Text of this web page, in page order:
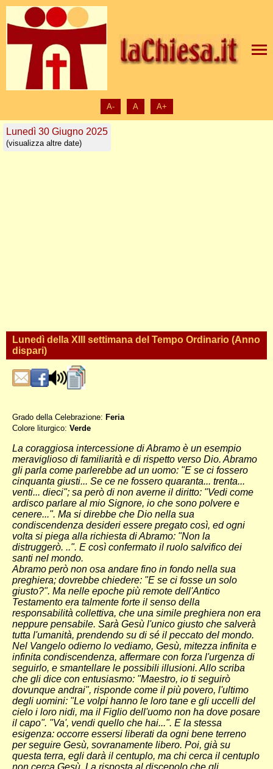
A- A A+
Lunedì 30 Giugno 2025
(visualizza altre date)
Lunedì della XIII settimana del Tempo Ordinario (Anno
dispari)
Grado della Celebrazione: Feria
Colore liturgico: Verde
La coraggiosa intercessione di Abramo è un esempio
meraviglioso di familiarità e di rispetto verso Dio. Abramo
gli parla come parlerebbe ad un uomo: "E se ci fossero
cinquanta giusti... Se ce ne fossero quaranta... trenta...
venti... dieci"; sa però di non averne il diritto: "Vedi come
ardisco parlare al mio Signore, io che sono polvere e
cenere...". Ma si direbbe che Dio nella sua
condiscendenza desideri essere pregato così, ed ogni
volta si piega alla richiesta di Abramo: "Non la
distruggerò. ..". E così confermato il ruolo salvifico dei
santi nel mondo.
Abramo però non osa andare fino in fondo nella sua
preghiera; dovrebbe chiedere: "E se ci fosse un solo
giusto?". Ma nelle epoche più remote dell'Antico
Testamento era talmente forte il senso della
responsabilità collettiva, che una simile preghiera non era
neppure pensabile. Sarà Gesù l'unico giusto che salverà
tutta l'umanità, prendendo su di sé il peccato del mondo.
Nel Vangelo odierno lo vediamo, Gesù, mitezza infinita e
infinita condiscendenza, affermare con forza l'urgenza di
seguirlo, e smantellare le possibili illusioni. Allo scriba
che gli dice con entusiasmo: "Maestro, io ti seguirò
dovunque andrai", risponde come il più povero, l'ultimo
degli uomini: "Le volpi hanno le loro tane e gli uccelli del
cielo i loro nidi, ma il Figlio dell'uomo non ha dove posare
il capo". "Va', vendi quello che hai...". E la stessa
esigenza: occorre essersi liberati da ogni bene terreno
per seguire Gesù, sovranamente libero. Poi, già su
questa terra, egli darà il centuplo, ma chi cerca il centuplo